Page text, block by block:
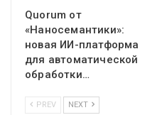
Quorum от
«Наносемантики»:
новая ИИ-платформа
для автоматической
обработки…
PREV NEXT